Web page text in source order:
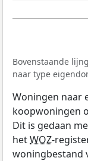
Bovenstaande
naar type
Woningen naar
koopwoningen
Dit is gedaan
hetWOZ-
woningbestand